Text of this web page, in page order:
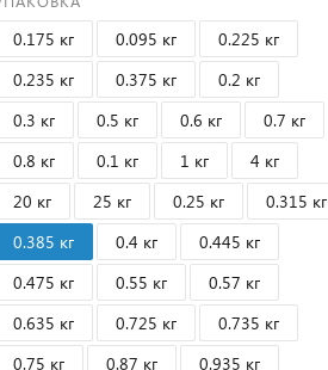
0.175 кг 0.095 кг
0.225 кг
0.235 кг
0.375 кг
0.2 кг
0.3 кг
0.5 кг 0.6 кг
0.7 кг
0.8 кг
0.1 кг 1 кг
4 кг
20 кг
25 кг 0.25 кг
0.315 кг
0.385 кг
0.4 кг
0.445 кг
0.475 кг
0.55 кг
0.57 кг
0.635 кг
0.725 кг
0.735 кг
0.75 кг
0.87 кг
0.935 кг